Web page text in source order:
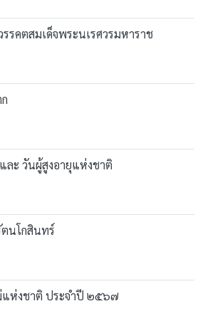
รคตสมเด็จพระนเรศวรมหาราช
ละ วันผู้สูงอายุแห่งชาติ
นโกสินทร์
ห่งชาติ ประจำปี ๒๕๖๗